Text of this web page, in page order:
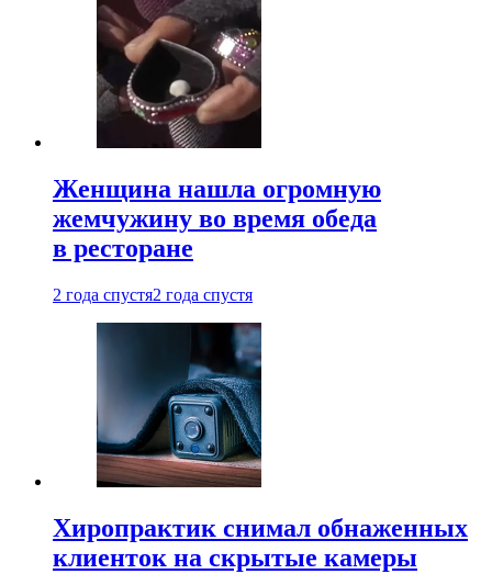
Женщина нашла огромную
жемчужину во время обеда
в ресторане
2 года спустя2 года спустя
Хиропрактик снимал обнаженных
клиенток на скрытые камеры